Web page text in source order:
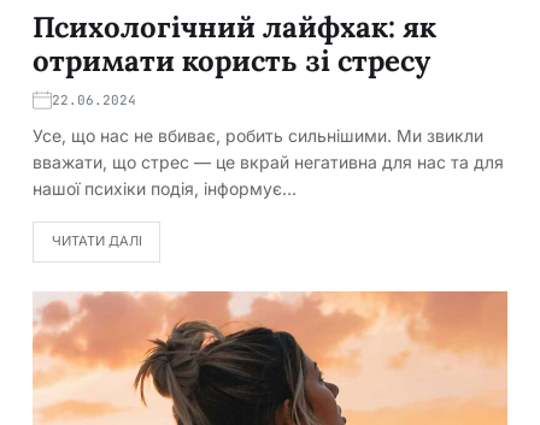
Психологічний лайфхак: як
отримати користь зі стресу
22.06.2024
Усе, що нас не вбиває, робить сильнішими. Ми звикли
вважати, що стрес — це вкрай негативна для нас та для
нашої психіки подія, інформує…
ЧИТАТИ ДАЛІ